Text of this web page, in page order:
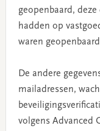
geopenbaard, deze
hadden op
waren
De andere
mailadressen,
volgens Advanced